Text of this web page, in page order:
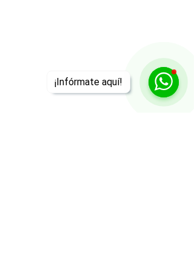
¡Infórmate aquí!